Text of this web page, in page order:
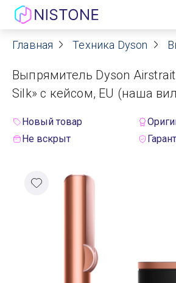
Акции
О нас
Договор оферты
Реквизиты
Оплата
Главная Техника Dyson
Выпрямитель Dyson
Silk» с кейсом, EU (наша
Новый товар
Не вскрыт